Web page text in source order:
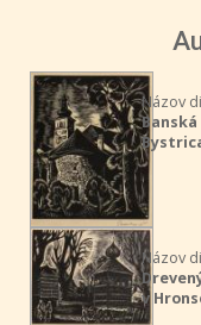
Názov
Banská
Názov
v